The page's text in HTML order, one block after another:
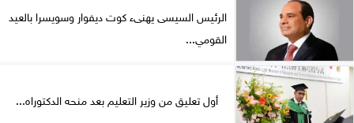
الرئيس السيسى يهنىء كوت ديفوار وسويسرا بالعيد
القومي...
أول تعليق من وزير التعليم بعد منحه الدكتوراه...